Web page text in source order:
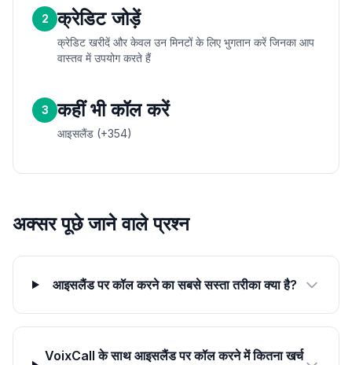
2 क्रेडिट जोड़ें
क्रेडिट खरीदें और केवल उन मिनटों के लिए भुगतान करें जिनका आप
वास्तव में उपयोग करते हैं
3 कहीं भी कॉल करें
आइसलैंड (+354)
अक्सर पूछे जाने वाले प्रश्न
आइसलैंड पर कॉल करने का सबसे सस्ता तरीका क्या है?
VoixCall के साथ आइसलैंड पर कॉल करने में कितना खर्च